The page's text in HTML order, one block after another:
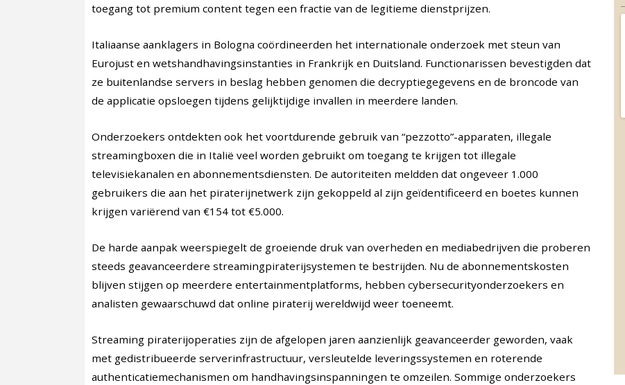
toegang tot premium content tegen een fractie van de legitieme dienstprijzen.
Italiaanse aanklagers in Bologna coördineerden het internationale onderzoek met steun van
Eurojust en wetshandhavingsinstanties in Frankrijk en Duitsland. Functionarissen bevestigden dat
ze buitenlandse servers in beslag hebben genomen die decryptiegegevens en de broncode van
de applicatie opsloegen tijdens gelijktijdige invallen in meerdere landen.
Onderzoekers ontdekten ook het voortdurende gebruik van “pezzotto”-apparaten, illegale
streamingboxen die in Italië veel worden gebruikt om toegang te krijgen tot illegale
televisiekanalen en abonnementsdiensten. De autoriteiten meldden dat ongeveer 1.000
gebruikers die aan het piraterijnetwerk zijn gekoppeld al zijn geïdentificeerd en boetes kunnen
krijgen variërend van €154 tot €5.000.
De harde aanpak weerspiegelt de groeiende druk van overheden en mediabedrijven die proberen
steeds geavanceerdere streamingpiraterijsystemen te bestrijden. Nu de abonnementskosten
blijven stijgen op meerdere entertainmentplatforms, hebben cybersecurityonderzoekers en
analisten gewaarschuwd dat online piraterij wereldwijd weer toeneemt.
Streaming piraterijoperaties zijn de afgelopen jaren aanzienlijk geavanceerder geworden, vaak
met gedistribueerde serverinfrastructuur, versleutelde leveringssystemen en roterende
authenticatiemechanismen om handhavingsinspanningen te omzeilen. Sommige onderzoekers